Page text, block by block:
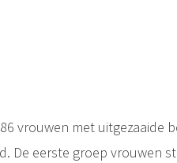
vrouwen met uitgezaaide
De eerste groep vrouwen